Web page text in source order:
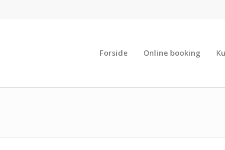
Forside Online booking